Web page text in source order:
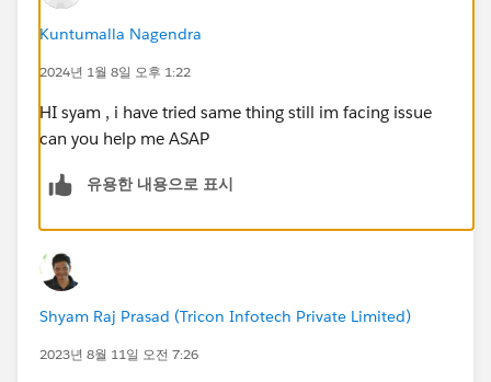
Kuntumalla Nagendra
2024년 1월 8일 오후 1:22
HI syam , i have tried same thing still im facing issue
can you help me ASAP
유용한 내용으로 표시
Shyam Raj Prasad (Tricon Infotech Private Limited)
2023년 8월 11일 오전 7:26